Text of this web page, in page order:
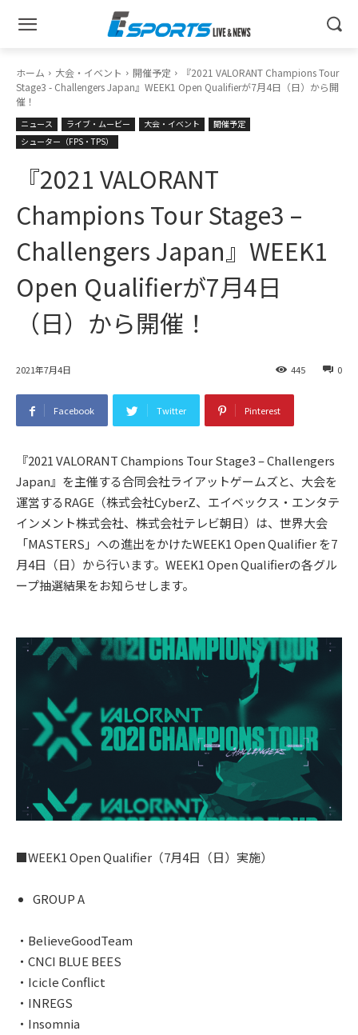
ホーム 大会・イベント 開催予定
『2021 VALORANT Champions Tour
Stage3 - Challengers Japan』WEEK1 Open Qualifierが7月4日（日）から開
催！
ニュース ライブ・ムービー 大会・イベント
開催予定
シューター（FPS・TPS）
『2021 VALORANT
Champions Tour Stage3 –
Challengers Japan』WEEK1
Open Qualifierが7月4日
（日）から開催！
2021年7月4日 0
445
Facebook Twitter Pinterest
『2021 VALORANT Champions Tour Stage3 – Challengers
Japan』を主催する合同会社ライアットゲームズと、大会を
運営するRAGE（株式会社CyberZ、エイベックス・エンタテ
インメント株式会社、株式会社テレビ朝日）は、世界大会
「MASTERS」への進出をかけたWEEK1 Open Qualifier を7
月4日（日）から行います。WEEK1 Open Qualifierの各グル
ープ抽選結果をお知らせします。
■WEEK1 Open Qualifier（7月4日（日）実施）
GROUP A
・BelieveGoodTeam
・CNCI BLUE BEES
・Icicle Conflict
・INREGS
・Insomnia